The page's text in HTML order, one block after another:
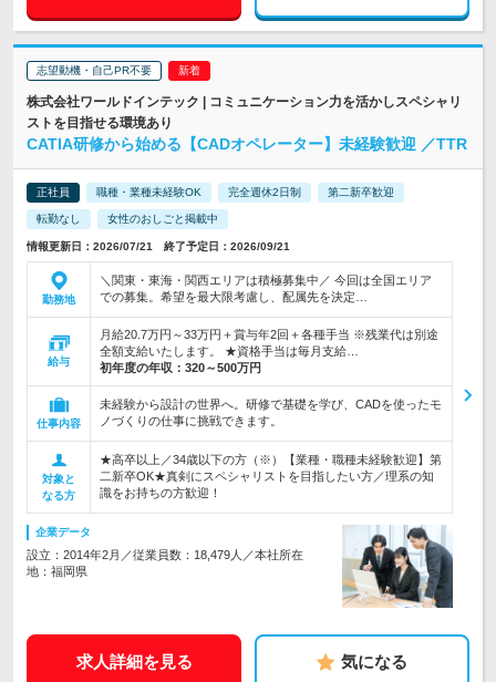
志望動機・自己PR不要
株式会社ワールドインテック | コミュニケーション力を活かしスペシャリ
ストを目指せる環境あり
CATIA研修から始める【CADオペレーター】未経験歓迎 ／TTR
正社員 職種・業種未経験OK 完全週休2日制 第二新卒歓迎
転勤なし 女性のおしごと掲載中
情報更新日：2026/07/21 終了予定日：2026/09/21
勤務地
＼関東・東海・関西エリアは積極募集中／ 今回は全国エリア
での募集。希望を最大限考慮し、配属先を決定…
給与
月給20.7万円～33万円＋賞与年2回＋各種手当 ※残業代は別途
全額支給いたします。 ★資格手当は毎月支給…
初年度の年収： 320～500万円
仕事内容
未経験から設計の世界へ。研修で基礎を学び、CADを使ったモ
ノづくりの仕事に挑戦できます。
対象と
なる方
★高卒以上／34歳以下の方（※）【業種・職種未経験歓迎】第
二新卒OK★真剣にスペシャリストを目指したい方／理系の知
識をお持ちの方歓迎！
企業データ
設立：2014年2月／従業員数：18,479人／本社所在
地：福岡県
求人詳細を見る 気になる